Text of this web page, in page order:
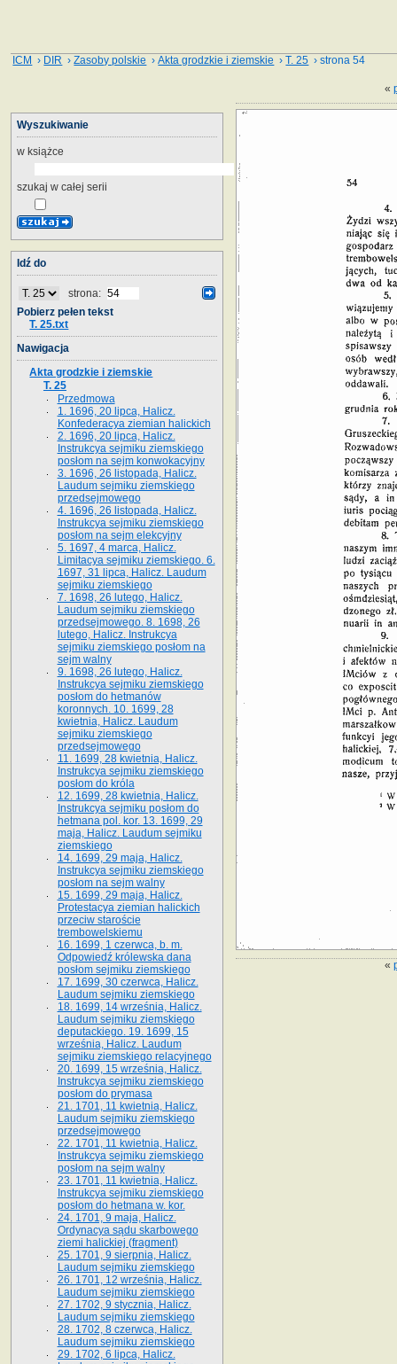
ICM › DIR ›Zasoby polskie ›Akta grodzkie i ziemskie ›T. 25 › strona 54
«
«
Wyszukiwanie
w książce
szukaj w całej serii
Idź do
strona:
Pobierz pełen tekst
T. 25.txt
Nawigacja
Akta grodzkie i ziemskie
T. 25
Przedmowa
1. 1696, 20 lipca, Halicz.
Konfederacya ziemian halickich
2. 1696, 20 lipca, Halicz.
Instrukcya sejmiku ziemskiego
posłom na sejm konwokacyjny
3. 1696, 26 listopada, Halicz.
Laudum sejmiku ziemskiego
przedsejmowego
4. 1696, 26 listopada, Halicz.
Instrukcya sejmiku ziemskiego
posłom na sejm elekcyjny
5. 1697, 4 marca, Halicz.
Limitacya sejmiku ziemskiego. 6.
1697, 31 lipca, Halicz. Laudum
sejmiku ziemskiego
7. 1698, 26 lutego, Halicz.
Laudum sejmiku ziemskiego
przedsejmowego. 8. 1698, 26
lutego, Halicz. Instrukcya
sejmiku ziemskiego posłom na
sejm walny
9. 1698, 26 lutego, Halicz.
Instrukcya sejmiku ziemskiego
posłom do hetmanów
koronnych. 10. 1699, 28
kwietnia, Halicz. Laudum
sejmiku ziemskiego
przedsejmowego
11. 1699, 28 kwietnia, Halicz.
Instrukcya sejmiku ziemskiego
posłom do króla
12. 1699, 28 kwietnia, Halicz.
Instrukcya sejmiku posłom do
hetmana pol. kor. 13. 1699, 29
maja, Halicz. Laudum sejmiku
ziemskiego
14. 1699, 29 maja, Halicz.
Instrukcya sejmiku ziemskiego
posłom na sejm walny
15. 1699, 29 maja, Halicz.
Protestacya ziemian halickich
przeciw staroście
trembowelskiemu
16. 1699, 1 czerwca, b. m.
Odpowiedź królewska dana
posłom sejmiku ziemskiego
17. 1699, 30 czerwca, Halicz.
Laudum sejmiku ziemskiego
18. 1699, 14 września, Halicz.
Laudum sejmiku ziemskiego
deputackiego. 19. 1699, 15
września, Halicz. Laudum
sejmiku ziemskiego relacyjnego
20. 1699, 15 września, Halicz.
Instrukcya sejmiku ziemskiego
posłom do prymasa
21. 1701, 11 kwietnia, Halicz.
Laudum sejmiku ziemskiego
przedsejmowego
22. 1701, 11 kwietnia, Halicz.
Instrukcya sejmiku ziemskiego
posłom na sejm walny
23. 1701, 11 kwietnia, Halicz.
Instrukcya sejmiku ziemskiego
posłom do hetmana w. kor.
24. 1701, 9 maja, Halicz.
Ordynacya sądu skarbowego
ziemi halickiej (fragment)
25. 1701, 9 sierpnia, Halicz.
Laudum sejmiku ziemskiego
26. 1701, 12 września, Halicz.
Laudum sejmiku ziemskiego
27. 1702, 9 stycznia, Halicz.
Laudum sejmiku ziemskiego
28. 1702, 8 czerwca, Halicz.
Laudum sejmiku ziemskiego
29. 1702, 6 lipca, Halicz.